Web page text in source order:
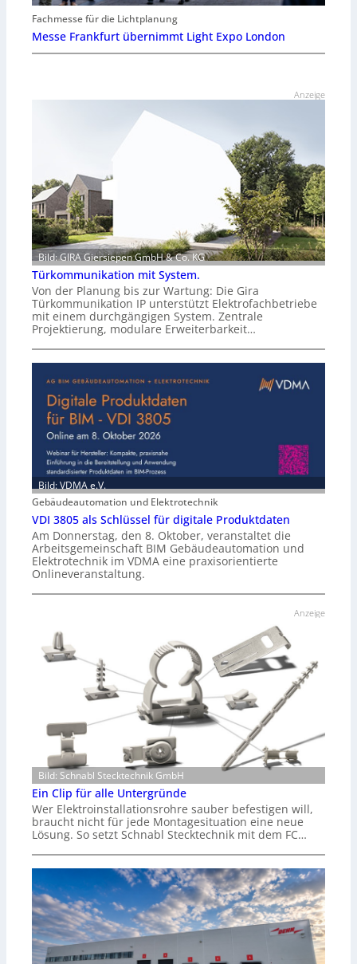
Fachmesse für die Lichtplanung
Messe Frankfurt übernimmt Light Expo London
Anzeige
Bild: GIRA Giersiepen GmbH & Co. KG
Türkommunikation mit System.
Von der Planung bis zur Wartung: Die Gira
Türkommunikation IP unterstützt Elektrofachbetriebe
mit einem durchgängigen System. Zentrale
Projektierung, modulare Erweiterbarkeit…
Bild: VDMA e.V.
Gebäudeautomation und Elektrotechnik
VDI 3805 als Schlüssel für digitale Produktdaten
Am Donnerstag, den 8. Oktober, veranstaltet die
Arbeitsgemeinschaft BIM Gebäudeautomation und
Elektrotechnik im VDMA eine praxisorientierte
Onlineveranstaltung.
Anzeige
Bild: Schnabl Stecktechnik GmbH
Ein Clip für alle Untergründe
Wer Elektroinstallationsrohre sauber befestigen will,
braucht nicht für jede Montagesituation eine neue
Lösung. So setzt Schnabl Stecktechnik mit dem FC…